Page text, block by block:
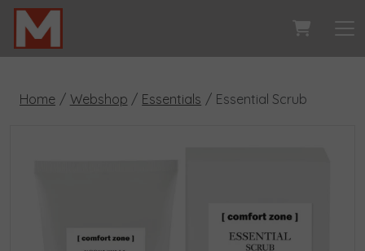
Home Webshop Essentials Essential Scrub